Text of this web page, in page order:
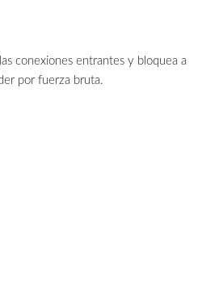
conexiones entrantes y bloquea a
por fuerza bruta.